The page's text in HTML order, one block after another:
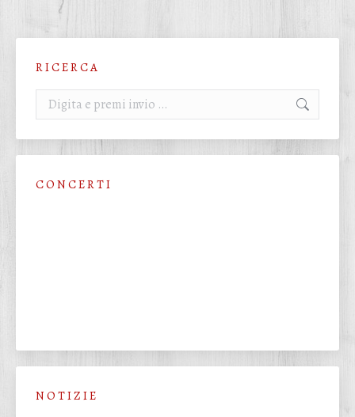
R I C E R C A
Cerca:
C O N C E R T I
N O T I Z I E